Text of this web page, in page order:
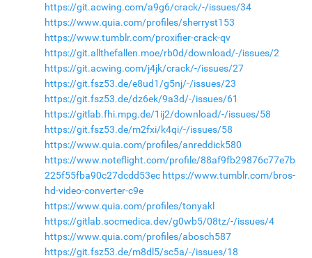
https://git.acwing.com/a9g6/crack/-/issues/34
https://www.quia.com/profiles/sherryst153
https://www.tumblr.com/proxifier-crack-qv
https://git.allthefallen.moe/rb0d/download/-/issues/2
https://git.acwing.com/j4jk/crack/-/issues/27
https://git.fsz53.de/e8ud1/g5nj/-/issues/23
https://git.fsz53.de/dz6ek/9a3d/-/issues/61
https://gitlab.fhi.mpg.de/1ij2/download/-/issues/58
https://git.fsz53.de/m2fxi/k4qi/-/issues/58
https://www.quia.com/profiles/anreddick580
https://www.noteflight.com/profile/88af9fb29876c77e7b
225f55fba90c27dcdd53ec https://www.tumblr.com/bros-
hd-video-converter-c9e
https://www.quia.com/profiles/tonyakl
https://gitlab.socmedica.dev/g0wb5/08tz/-/issues/4
https://www.quia.com/profiles/abosch587
https://git.fsz53.de/m8dl5/sc5a/-/issues/18